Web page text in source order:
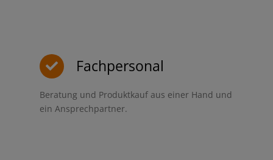
Fachpersonal
Beratung und Produktkauf aus einer Hand und
ein Ansprechpartner.